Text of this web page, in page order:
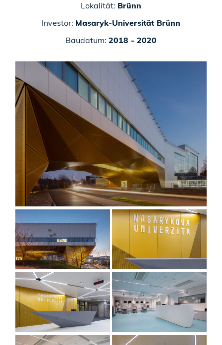
Lokalität: Brünn
Investor: Masaryk-Universität Brünn
Baudatum: 2018 - 2020